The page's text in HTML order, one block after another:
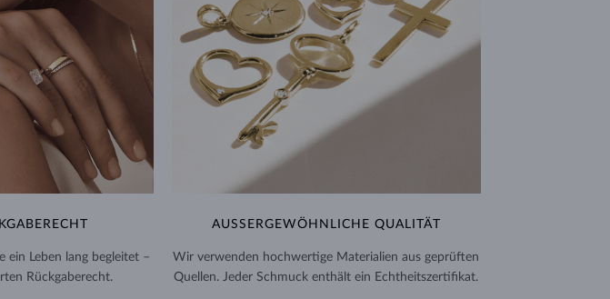
ein Leben lang begleitet –
Rückgaberecht.
AUSSERGEWÖHNLICHE QUALITÄT
Wir verwenden hochwertige Materialien aus geprüften
Quellen. Jeder Schmuck enthält ein Echtheitszertifikat.